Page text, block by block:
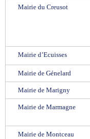
Mairie du Creusot
Mairie d’Ecuisses
Mairie de Génelard
Mairie de Marigny
Mairie de Marmagne
Mairie de Montceau